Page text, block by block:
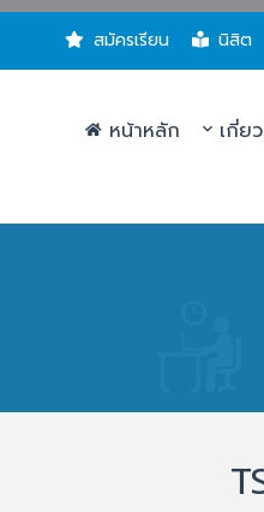
สมัครเรียน นิสิต
หน้าหลัก เกี่ย